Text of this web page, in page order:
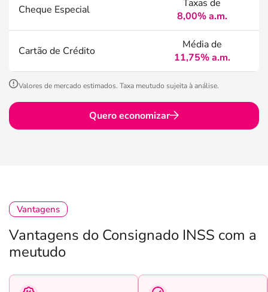
Cheque Especial
Taxas de
8,00% a.m.
Cartão de Crédito
Média de
11,75% a.m.
Valores de mercado estimados. Taxa meutudo sujeita à análise.
Quero economizar
Vantagens
Vantagens do Consignado INSS com a
meutudo